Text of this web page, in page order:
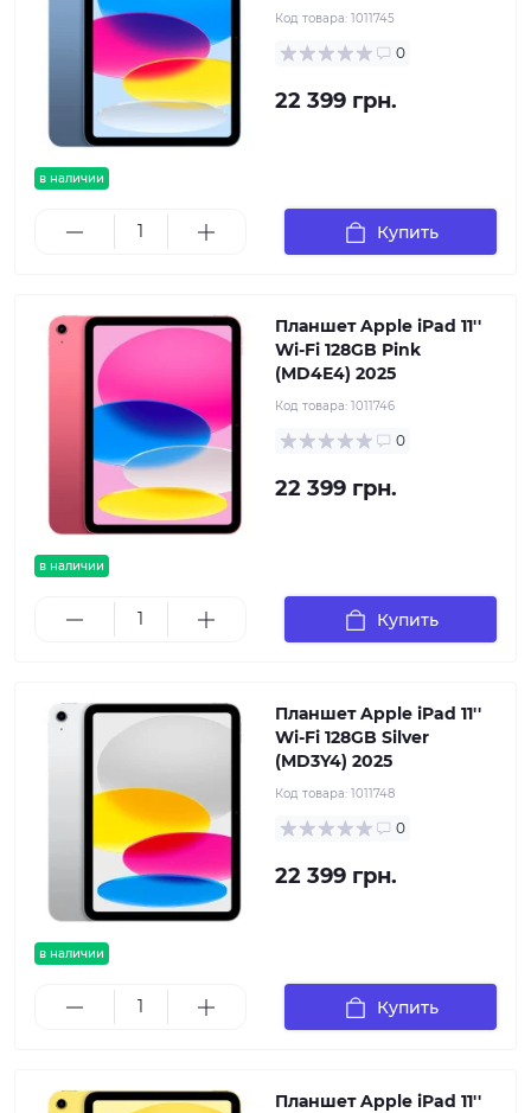
в наличии
Код товара: 1011745
0
22 399 грн.
Купить
в наличии
Планшет Apple iPad 11''
Wi-Fi 128GB Pink
(MD4E4) 2025
Код товара: 1011746
0
22 399 грн.
Купить
в наличии
Планшет Apple iPad 11''
Wi-Fi 128GB Silver
(MD3Y4) 2025
Код товара: 1011748
0
22 399 грн.
Купить
Планшет Apple iPad 11''